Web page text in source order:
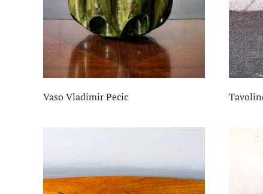
Vaso Vladimir Pecic